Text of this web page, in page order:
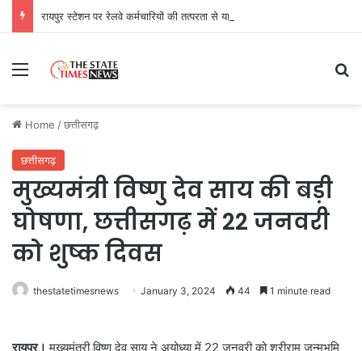
Menu
Home /छत्तीसगढ़
छत्तीसगढ़
मुख्यमंत्री विष्णु देव साय की बड़ी
घोषणा, छत्तीसगढ़ में 22 जनवरी
को शुष्क दिवस
thestatetimesnews January 3, 2024 44 1 minute read
रायपुर। मुख्यमंत्री विष्णु देव साय ने अयोध्या में 22 जनवरी को श्रीराम जन्मभूमि